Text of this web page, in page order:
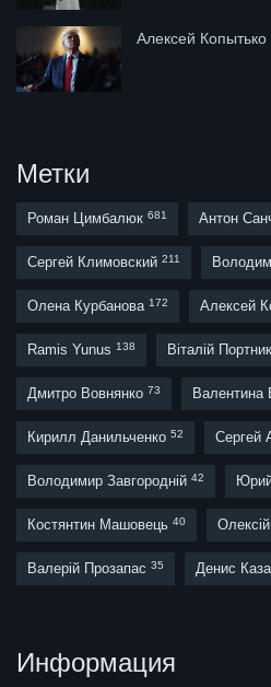
Алексей
Метки
Роман Цимбалюк 681 Антон
Сергей Климовский 211
Олена Курбанова 172 Алексей
Ramis Yunus 138 Віталій
Дмитро Вовнянко 73 Валентина
Кирилл Данильченко 52 Сергей
Володимир Завгородній 42
Костянтин Машовець 40
Валерій Прозапас 35 Денис
Информация